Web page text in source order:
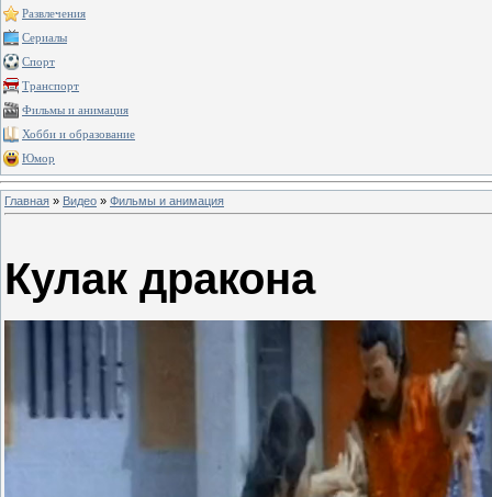
Развлечения
Сериалы
Спорт
Транспорт
Фильмы и анимация
Хобби и образование
Юмор
Главная » Видео » Фильмы и анимация
Кулак дракона